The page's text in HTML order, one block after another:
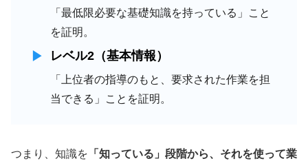
「最低限必要な基礎知識を持っている」こと
を証明。
レベル2（基本情報）
「上位者の指導のもと、要求された作業を担
当できる」ことを証明。
つまり、知識を 「知っている」段階から、それを使って業